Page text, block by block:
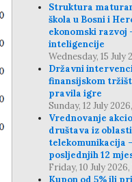
Struktura
škola u Bosni i
ekonomski razvoj
inteligencije
Wednesday, 15 July
Državni
finansijskom
pravila igre
Sunday, 12 July
Vrednovanje
društava iz oblasti
telekomunikacija
posljednjih 12
Friday, 10 July 2026,
Kupon od 5% ili